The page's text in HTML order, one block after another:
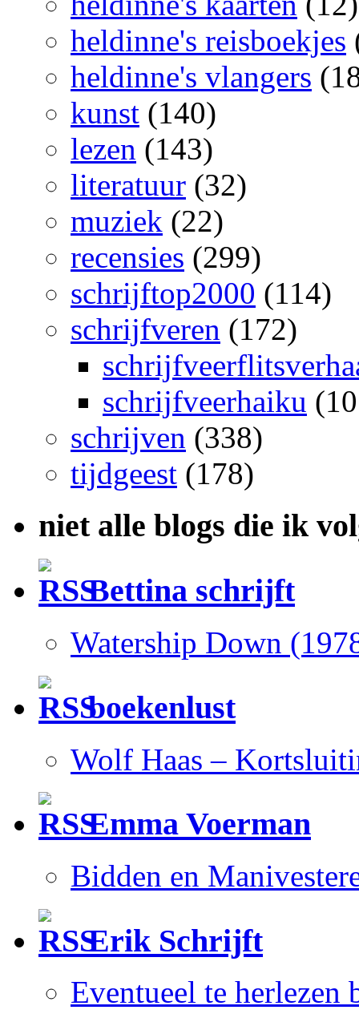
heldinne's reisboekjes
heldinne's vlangers
kunst (140)
lezen (143)
literatuur (32)
muziek (22)
recensies (299)
schrijftop2000 (114)
schrijfveren (172)
schrijfveerhaiku
schrijven (338)
tijdgeest (178)
niet alle blogs die ik
Bettina schrijft
Watership Down
boekenlust
Wolf Haas –
Emma Voerman
Bidden en
Erik Schrijft
Eventueel te herlezen